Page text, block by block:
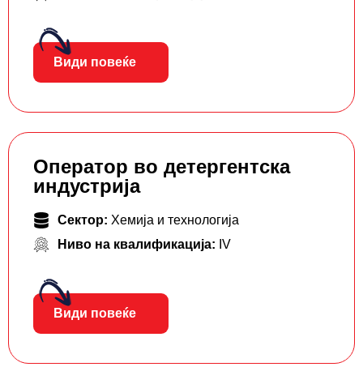
Види повеќе
Оператор во детергентска
индустрија
Сектор: Хемија и технологија
Ниво на квалификација: IV
Види повеќе